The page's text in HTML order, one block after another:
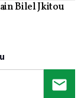
Bilel Jkitou